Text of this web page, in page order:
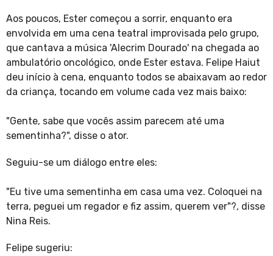
Aos poucos, Ester começou a sorrir, enquanto era
envolvida em uma cena teatral improvisada pelo grupo,
que cantava a música 'Alecrim Dourado' na chegada ao
ambulatório oncológico, onde Ester estava. Felipe Haiut
deu início à cena, enquanto todos se abaixavam ao redor
da criança, tocando em volume cada vez mais baixo:
"Gente, sabe que vocês assim parecem até uma
sementinha?", disse o ator.
Seguiu-se um diálogo entre eles:
"Eu tive uma sementinha em casa uma vez. Coloquei na
terra, peguei um regador e fiz assim, querem ver"?, disse
Nina Reis.
Felipe sugeriu: